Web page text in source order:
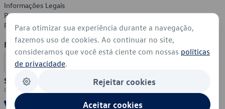
Informações Legais
Política de Privacidade
Política de Cookies
Formas de Pagamento
Segurança
Para otimizar sua experiência durante a navegação,
fazemos uso de cookies. Ao continuar no site,
consideramos que você está ciente com nossas políticas
de privacidade.
Rejeitar cookies
Aceitar cookies